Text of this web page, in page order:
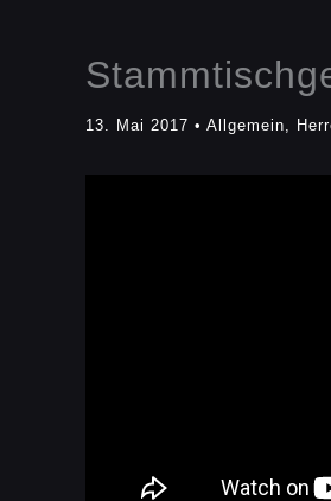
13. Mai 2017 • Allgemein,